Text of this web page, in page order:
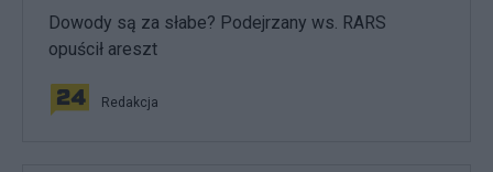
Dowody są za słabe? Podejrzany ws. RARS
opuścił areszt
Redakcja